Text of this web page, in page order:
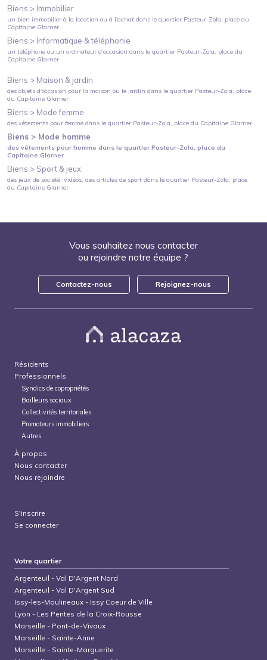
Biens > Immobilier
un bien immobilier à la location ou à l'achat dans le quartier Pasteur-Zola, place du
Capitaine Glarner
Biens > Informatique & téléphonie
un téléphone ou un ordinateur d'occasion dans le quartier Pasteur-Zola, place du
Capitaine Glarner
Biens > Maison & jardin
des objets d'occasion pour la maison ou le jardin dans le quartier Pasteur-Zola, place
du Capitaine Glarner
Biens > Mode femme
des vêtements pour femme dans le quartier Pasteur-Zola, place du Capitaine Glarner
Biens > Mode homme
des vêtements pour homme dans le quartierPasteur-Zola, place du
Capitaine Glarner
Biens > Sport & jeux
des jeux de société, vidéos, des articles de sport dans le quartier Pasteur-Zola, place
du Capitaine Glarner
Vous souhaitez nous contacter
ou rejoindre notre équipe ?
Contactez-nous Rejoignez-nous
Résidents
Professionnels
Syndics de copropriétés
Bailleurs sociaux
Collectivités territoriales
Promoteurs immobiliers
Autres
À propos
Nous contacter
Nous rejoindre
S'inscrire
Se connecter
Votre quartier
Argenteuil -Val D'Argent Nord
Argenteuil -Val D'Argent Sud
Issy-les-Moulineaux - Issy Coeur de Ville
Lyon - Les Pentes de la Croix-Rousse
Marseille - Pont-de-Vivaux
Marseille - Sainte-Anne
Marseille - Sainte-Marguerite